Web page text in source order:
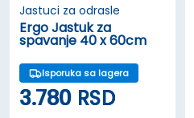
Jastuci za odrasle
Ergo Jastuk za
spavanje 40 x 60cm
Isporuka sa lagera
3.780 RSD